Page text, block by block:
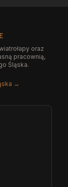
oraz
pracownią,
Śląska.
→